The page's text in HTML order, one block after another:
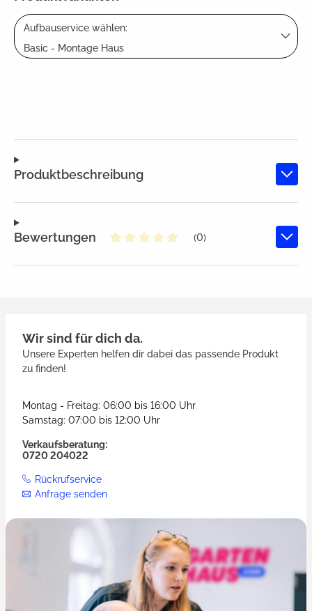
Aufbauservice wählen:
Basic - Montage Haus
Produktbeschreibung
Bewertungen
(0)
Wir sind für dich da.
Unsere Experten helfen dir dabei das passende Produkt
zu finden!
Montag - Freitag: 06:00 bis 16:00 Uhr
Samstag: 07:00 bis 12:00 Uhr
Verkaufsberatung:
0720 204022
Rückrufservice
Anfrage senden